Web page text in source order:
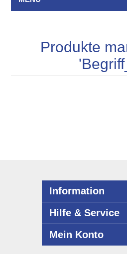
Produkte
Information
Hilfe & Service
Mein Konto